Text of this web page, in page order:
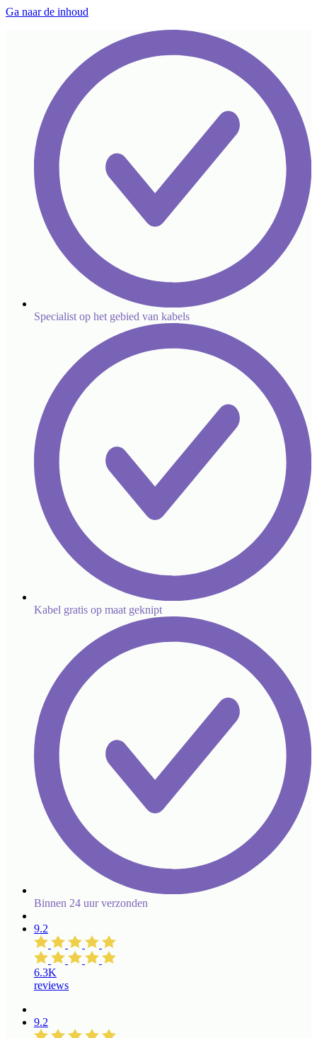
Ga naar de inhoud
Specialist op het gebied van kabels
Kabel gratis op maat geknipt
Binnen 24 uur verzonden
9.2
6.3K
reviews
9.2